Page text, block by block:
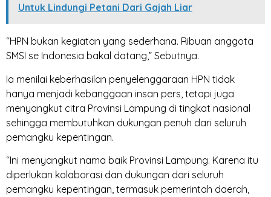
Untuk Lindungi Petani Dari Gajah Liar
“HPN bukan kegiatan yang sederhana. Ribuan anggota
SMSI se Indonesia bakal datang,” Sebutnya.
Ia menilai keberhasilan penyelenggaraan HPN tidak
hanya menjadi kebanggaan insan pers, tetapi juga
menyangkut citra Provinsi Lampung di tingkat nasional
sehingga membutuhkan dukungan penuh dari seluruh
pemangku kepentingan.
“Ini menyangkut nama baik Provinsi Lampung. Karena itu
diperlukan kolaborasi dan dukungan dari seluruh
pemangku kepentingan, termasuk pemerintah daerah,